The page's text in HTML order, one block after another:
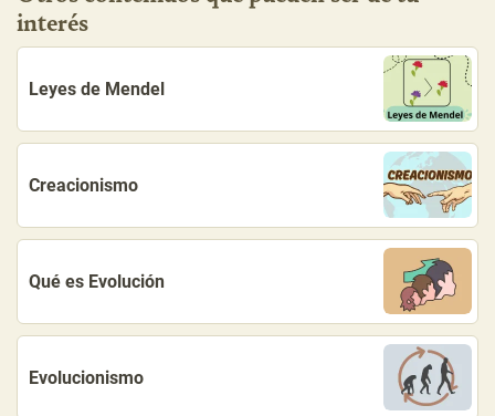
interés
Leyes de Mendel
Creacionismo
Qué es Evolución
Evolucionismo